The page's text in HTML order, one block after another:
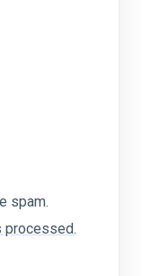
spam.
processed.